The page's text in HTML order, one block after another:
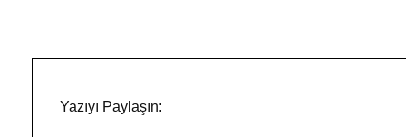
Yazıyı Paylaşın: